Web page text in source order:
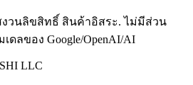
งวนลิขสิทธิ์ สินค้าอิสระ. ไม่มีส่วน
ดลของ Google/OpenAI/AI
LLC